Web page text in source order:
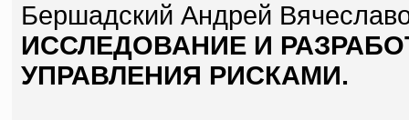
Бершадский Андрей
ИССЛЕДОВАНИЕ И
УПРАВЛЕНИЯ РИСКАМИ.